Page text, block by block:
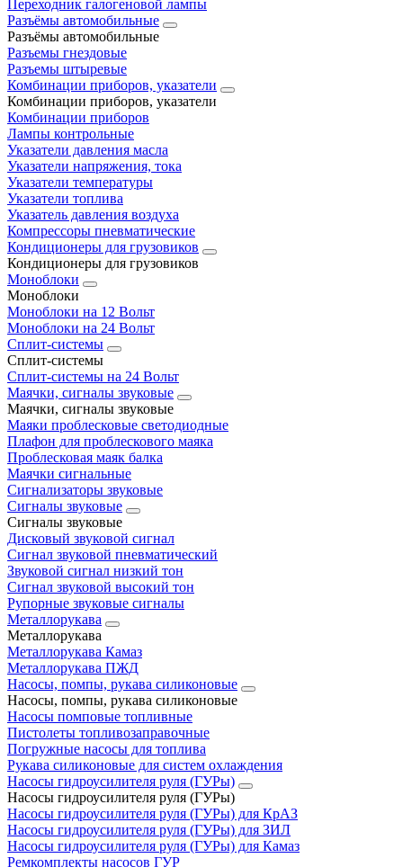
Переходник галогеновой лампы
Разъёмы автомобильные
Разъёмы автомобильные
Разъемы гнездовые
Разъемы штыревые
Комбинации приборов, указатели
Комбинации приборов, указатели
Комбинации приборов
Лампы контрольные
Указатели давления масла
Указатели напряжения, тока
Указатели температуры
Указатели топлива
Указатель давления воздуха
Компрессоры пневматические
Кондиционеры для грузовиков
Кондиционеры для грузовиков
Моноблоки
Моноблоки
Моноблоки на 12 Вольт
Моноблоки на 24 Вольт
Сплит-системы
Сплит-системы
Сплит‑системы на 24 Вольт
Маячки, сигналы звуковые
Маячки, сигналы звуковые
Маяки проблесковые светодиодные
Плафон для проблескового маяка
Проблесковая маяк балка
Маячки сигнальные
Сигнализаторы звуковые
Сигналы звуковые
Сигналы звуковые
Дисковый звуковой сигнал
Сигнал звуковой пневматический
Звуковой сигнал низкий тон
Сигнал звуковой высокий тон
Рупорные звуковые сигналы
Металлорукава
Металлорукава
Металлорукава Камаз
Металлорукава ПЖД
Насосы, помпы, рукава силиконовые
Насосы, помпы, рукава силиконовые
Насосы помповые топливные
Пистолеты топливозаправочные
Погружные насосы для топлива
Рукава силиконовые для систем охлаждения
Насосы гидроусилителя руля (ГУРы)
Насосы гидроусилителя руля (ГУРы)
Насосы гидроусилителя руля (ГУРы) для КрАЗ
Насосы гидроусилителя руля (ГУРы) для ЗИЛ
Насосы гидроусилителя руля (ГУРы) для Камаз
Ремкомплекты насосов ГУР